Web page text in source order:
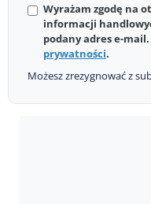
Wyrażam zgodę na
informacji
podany adres e-mail.
prywatności.
Możesz zrezygnować z